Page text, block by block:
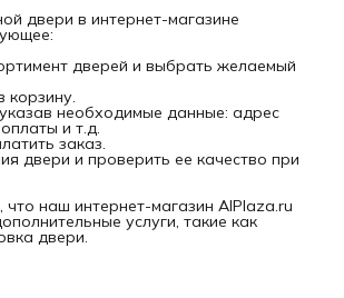
двери в интернет-магазине
дверей и выбрать желаемый
корзину.
необходимые данные: адрес
и т.д.
заказ.
двери и проверить ее качество при
наш интернет-магазин AlPlaza.ru
услуги, такие как
двери.